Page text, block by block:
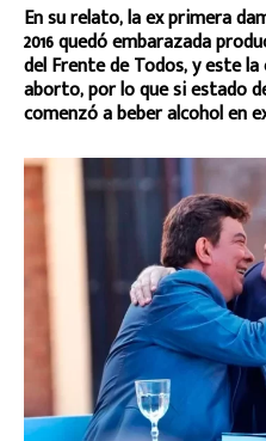
En su relato, la ex primera
2016 quedó embarazada
del Frente de Todos, y este
aborto, por lo que si estado
comenzó a beber alcohol en